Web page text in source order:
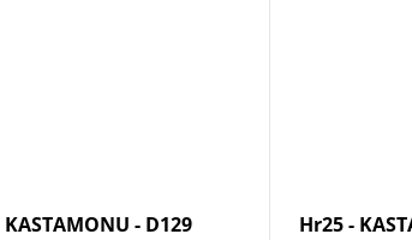
- D129
Hr25 -